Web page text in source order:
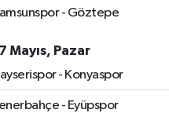
- Göztepe
Mayıs, Pazar
- Konyaspor
- Eyüpspor